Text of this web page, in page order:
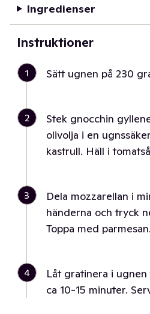
Ingredienser
Instruktioner
1 Sätt ugnen på 230
2
Stek gnocchin
olivolja i en
kastrull. Häll i
3
Dela mozzarellan i
händerna och tryck
Toppa med parmesan.
4
Låt gratinera i
ca 10-15 minuter.